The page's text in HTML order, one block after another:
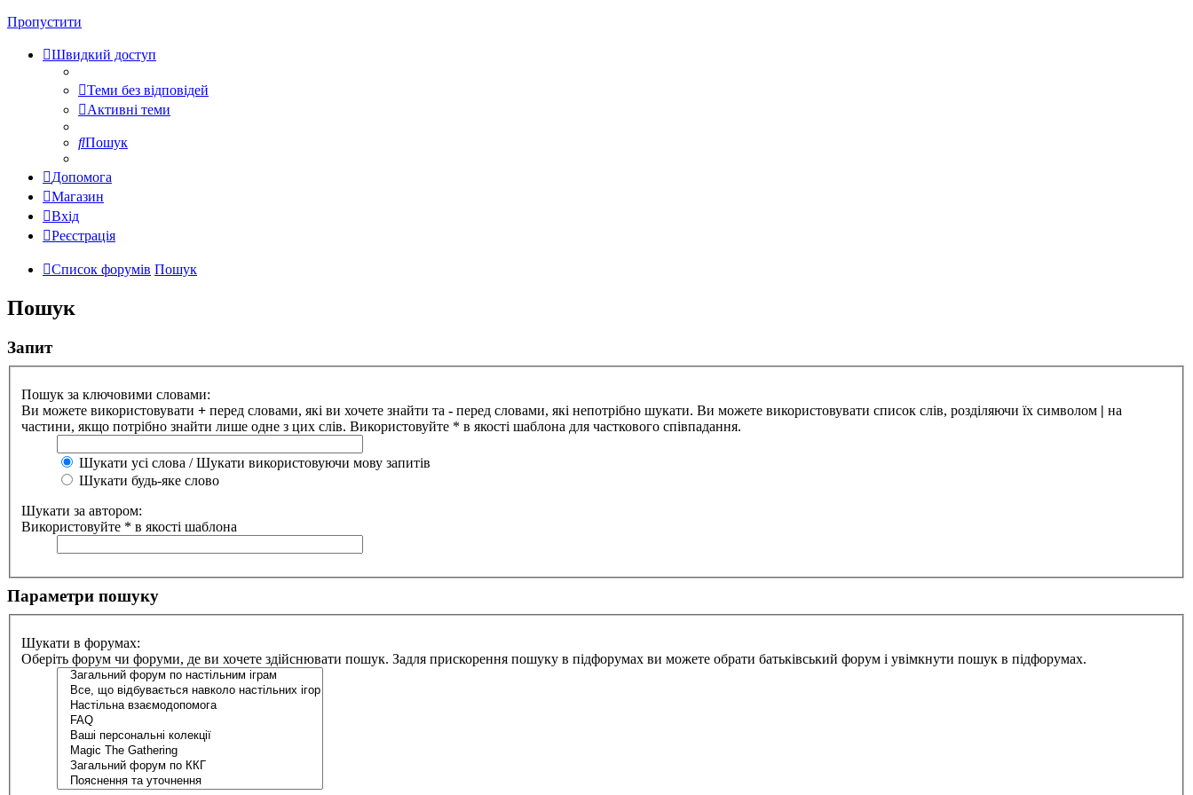
Пропустити
Швидкий доступ
Теми без відповідей
Активні теми
Пошук
Допомога
Магазин
Вхід
Реєстрація
Список форумів Пошук
Пошук
Запит
Пошук за ключовими словами:
Ви можете використовувати + перед словами, які ви хочете знайти та - перед словами, які непотрібно шукати. Ви можете використовувати список слів, розділяючи їх символом | на
частини, якщо потрібно знайти лише одне з цих слів. Використовуйте * в якості шаблона для часткового співпадання.
Шукати усі слова / Шукати використовуючи мову запитів
Шукати будь-яке слово
Шукати за автором:
Використовуйте * в якості шаблона
Параметри пошуку
Шукати в форумах:
Оберіть форум чи форуми, де ви хочете здійснювати пошук. Задля прискорення пошуку в підфорумах ви можете обрати батьківський форум і увімкнути пошук в підфорумах.